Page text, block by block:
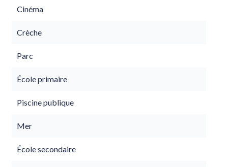
Cinéma
Crèche
Parc
École primaire
Piscine publique
Mer
École secondaire